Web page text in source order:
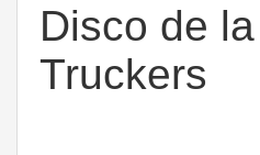
Disco de
Truckers